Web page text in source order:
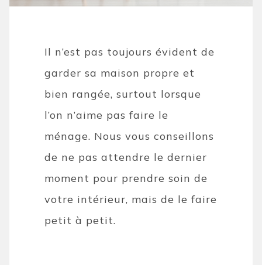
Il n’est pas toujours évident de
garder sa maison propre et
bien rangée, surtout lorsque
l’on n’aime pas faire le
ménage. Nous vous conseillons
de ne pas attendre le dernier
moment pour prendre soin de
votre intérieur, mais de le faire
petit à petit.